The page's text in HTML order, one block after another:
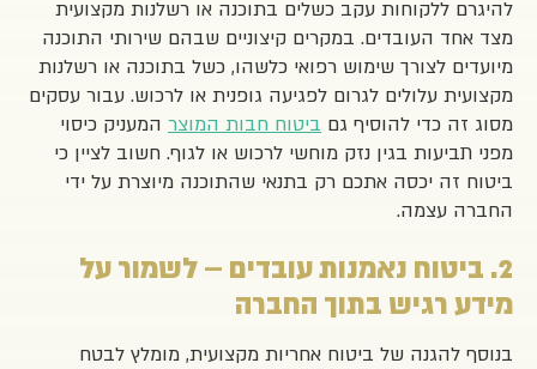
להיגרם ללקוחות עקב כשלים בתוכנה או רשלנות מקצועית
מצד אחד העובדים. במקרים קיצוניים שבהם שירותי התוכנה
מיועדים לצורך שימוש רפואי כלשהו, כשל בתוכנה או רשלנות
מקצועית עלולים לגרום לפגיעה גופנית או לרכוש. עבור עסקים
מסוג זה כדי להוסיף גם ביטוח חבות המוצר המעניק כיסוי
מפני תביעות בגין נזק מוחשי לרכוש או לגוף. חשוב לציין כי
ביטוח זה יכסה אתכם רק בתנאי שהתוכנה מיוצרת על ידי
החברה עצמה.
2. ביטוח נאמנות עובדים – לשמור על
מידע רגיש בתוך החברה
בנוסף להגנה של ביטוח אחריות מקצועית, מומלץ לבטח